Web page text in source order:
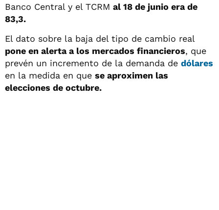
Banco Central y el TCRM al 18 de junio era de
83,3.
El dato sobre la baja del tipo de cambio real
pone en alerta a los mercados financieros, que
prevén un incremento de la demanda de dólares
en la medida en que se aproximen las
elecciones de octubre.